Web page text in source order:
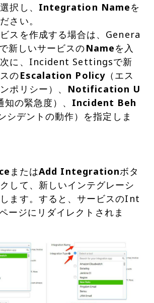
択し、 Integration Nameを
さい。
スを作成する場合は、Genera
新しいサービスのNameを入
次に、Incident Settingsで新
のEscalation Policy（エス
ポリシー）、 Notification U
知の緊急度）、 Incident Beh
シデントの動作）を指定しま
またはAdd Integrationボタ
して、新しいインテグレーシ
ます。すると、サービスのInt
ジにリダイレクトされま